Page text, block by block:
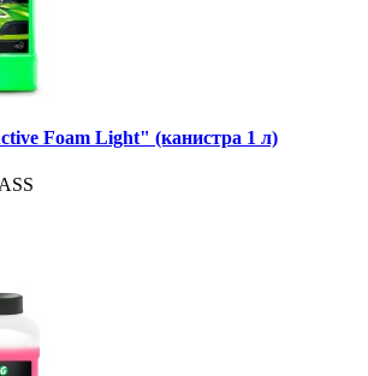
Foam Light" (канистра 1 л)